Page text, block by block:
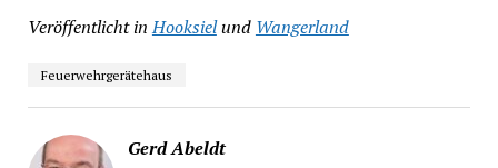
Veröffentlicht in Hooksielund Wangerland
Feuerwehrgerätehaus
Gerd Abeldt